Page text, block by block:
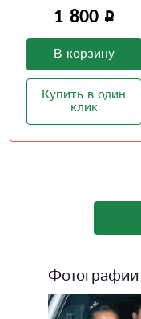
необычной, формы
ваза
2 420
В корзину